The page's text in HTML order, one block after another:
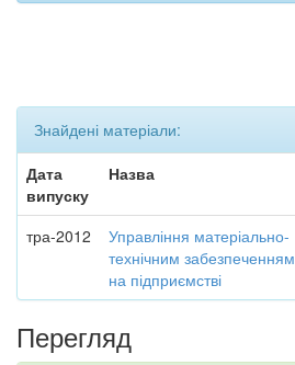
Знайдені матеріали:
Дата
випуску
Назва
тра-2012
Управління матеріально-
технічним забезпеченням
на підприємстві
Перегляд